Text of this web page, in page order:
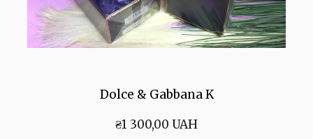
Dolce & Gabbana K
₴1 300,00 UAH